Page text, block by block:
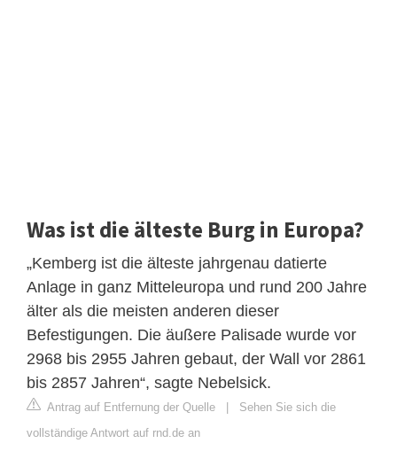
Was ist die älteste Burg in Europa?
„Kemberg ist die älteste jahrgenau datierte
Anlage in ganz Mitteleuropa und rund 200 Jahre
älter als die meisten anderen dieser
Befestigungen. Die äußere Palisade wurde vor
2968 bis 2955 Jahren gebaut, der Wall vor 2861
bis 2857 Jahren“, sagte Nebelsick.
Antrag auf Entfernung der Quelle | Sehen Sie sich die
vollständige Antwort auf rnd.de an